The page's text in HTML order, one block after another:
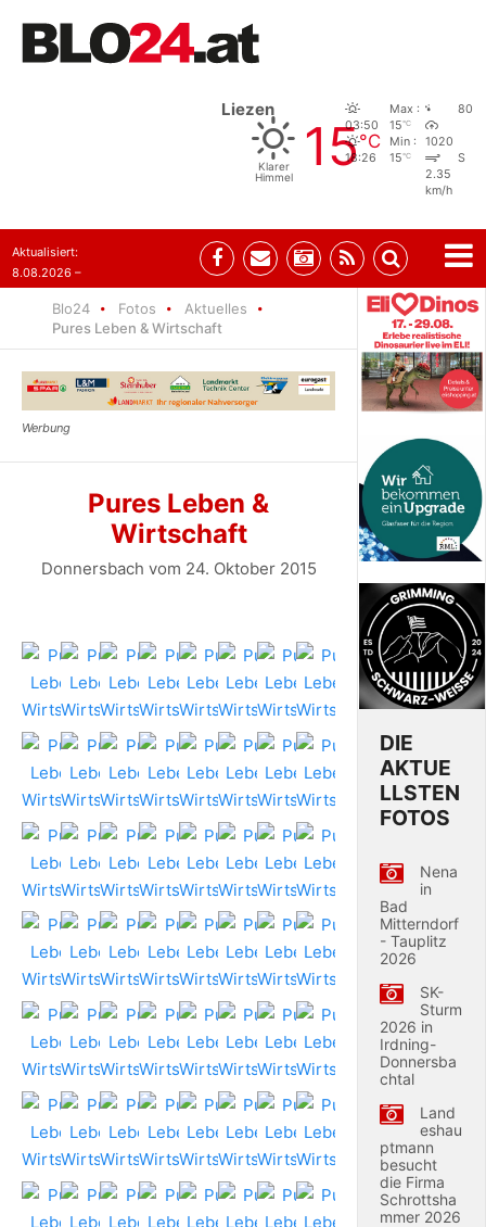
Liezen
Klarer
Himmel
15°C
03:50
18:26
Max :
15°C
Min :
15°C
80
1020
S
2.35
km/h
Aktualisiert:
8.08.2026 –
Blo24 Fotos
Aktuelles
Pures Leben & Wirtschaft
Pures Leben &
Wirtschaft
Donnersbach vom 24. Oktober 2015
DIE
AKTUE
LLSTEN
FOTOS
Nena
in
Bad
Mitterndorf
- Tauplitz
2026
SK-
Sturm
2026 in
Irdning-
Donnersba
chtal
Land
eshau
ptmann
besucht
die Firma
Schrottsha
mmer 2026